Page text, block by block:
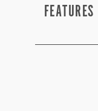
FEATURES